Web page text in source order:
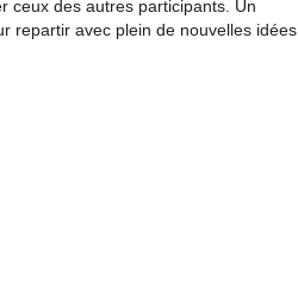
ceux des autres participants. Un
repartir avec plein de nouvelles idées